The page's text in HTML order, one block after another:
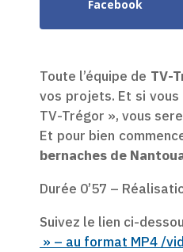
Facebook
Toute l’équipe de TV-
vos projets. Et si
TV-Trégor », vous
Et pour bien
bernaches de
Durée 0’57 –
Suivez le lien ci-
» – au format MP4 /